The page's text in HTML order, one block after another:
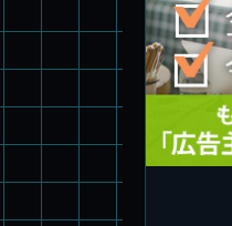
パチ組塗装